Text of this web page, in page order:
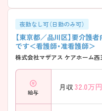
夜勤なし可（日勤のみ可）
【東京都／品川区】要介護
です＜看護師・准看護師＞
株式会社マザアス ケアホーム
給与
月収 32.0万